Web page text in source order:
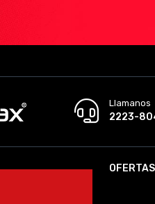
Llamanos
2223-
OFERTAS